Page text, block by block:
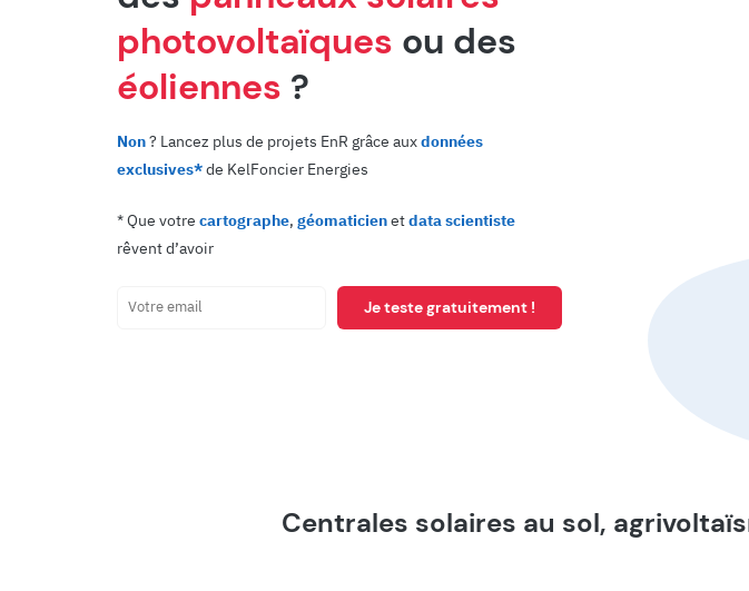
photovoltaïques ou des
éoliennes ?
Non? Lancez plus de projets EnR grâce auxdonnées
exclusives*de KelFoncier Energies
* Que votre cartographe, géomaticienetdata scientiste
rêvent d’avoir
Je teste gratuitement !
Centrales solaires au sol,